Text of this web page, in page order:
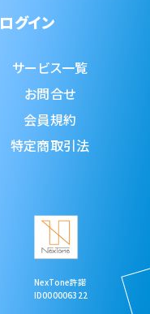
ログイン
サービス一覧
お問合せ
会員規約
特定商取引法
NexTone許諾
ID000006322